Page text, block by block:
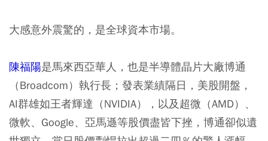
大感意外震驚的，是全球資本市場。
陳福陽是馬來西亞華人，也是半導體晶片大廠博通
（Broadcom）執行長；發表業績隔日，美股開盤，
AI群雄如王者輝達（NVIDIA），以及超微（AMD）、
微軟、Google、亞馬遜等股價盡皆下挫，博通卻似遺